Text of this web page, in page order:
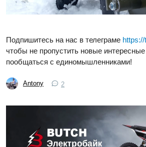
Подпишитесь на нас в телеграме
чтобы не пропустить новые
пообщаться с единомышленниками!
Antony 2